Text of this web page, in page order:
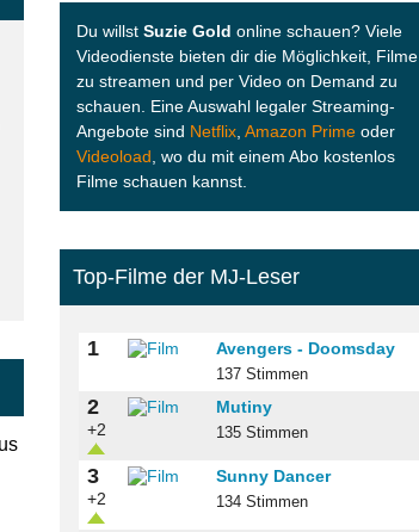
Du willst Suzie Gold online schauen? Viele
Videodienste bieten dir die Möglichkeit, Filme
zu streamen und per Video on Demand zu
schauen. Eine Auswahl legaler Streaming-
Angebote sind Netflix Amazon Prime oder
Videoload , wo du mit einem Abo kostenlos
Filme schauen kannst.
Top-Filme der MJ-Leser
1 Avengers - Doomsday
137 Stimmen
2
+2
Mutiny
135 Stimmen
3
+2
Sunny Dancer
134 Stimmen